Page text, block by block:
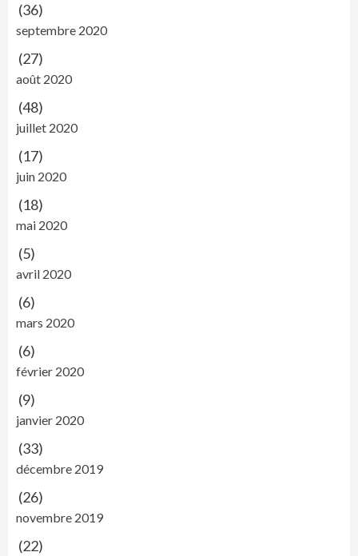
(36)
septembre 2020
(27)
août 2020
(48)
juillet 2020
(17)
juin 2020
(18)
mai 2020
(5)
avril 2020
(6)
mars 2020
(6)
février 2020
(9)
janvier 2020
(33)
décembre 2019
(26)
novembre 2019
(22)